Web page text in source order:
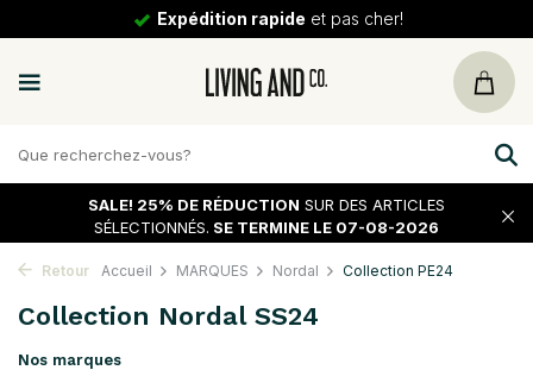
SALE! 25% DE RÉDUCTION SUR DES ARTICLES
SÉLECTIONNÉS. SE TERMINE LE 07-08-2026
Retour Accueil MARQUES Nordal Collection PE24
Collection Nordal SS24
Nos marques